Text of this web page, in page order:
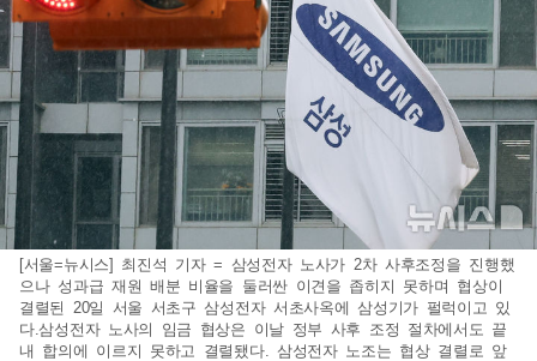
[서울=뉴시스] 최진석 기자 = 삼성전자 노사가 2차 사후조정을 진행했
으나 성과급 재원 배분 비율을 둘러싼 이견을 좁히지 못하며 협상이
결렬된 20일 서울 서초구 삼성전자 서초사옥에 삼성기가 펄럭이고 있
다.삼성전자 노사의 임금 협상은 이날 정부 사후 조정 절차에서도 끝
내 합의에 이르지 못하고 결렬됐다. 삼성전자 노조는 협상 결렬로 앞